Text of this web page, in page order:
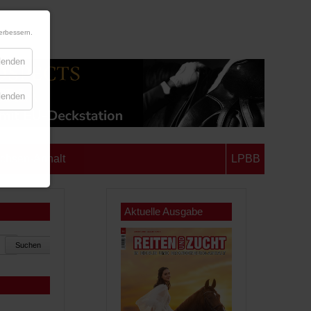
Anhalt LPBB
Suchen
Aktuelle Ausgabe